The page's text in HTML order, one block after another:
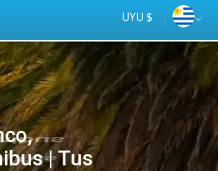
UYU $
| Tus